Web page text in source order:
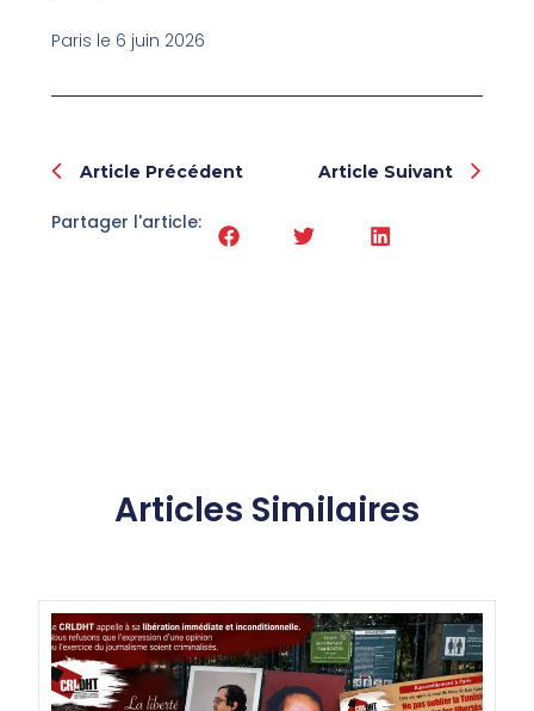
Paris le 6 juin 2026
Prev
Article Précédent Article Suivant
Partager l'article:
Articles Similaires